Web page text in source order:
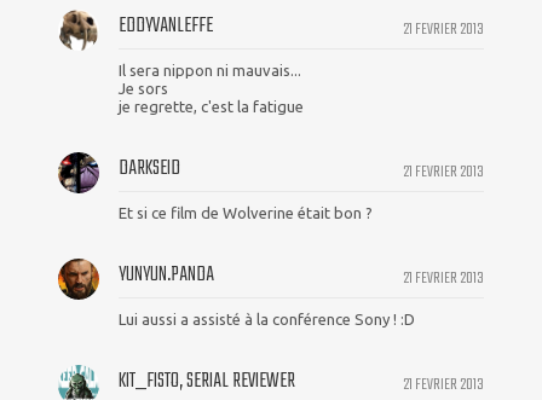
21 FEVRIER 2013
EDDYVANLEFFE
Il sera nippon ni mauvais...
Je sors
je regrette, c'est la fatigue
21 FEVRIER 2013
DARKSEID
Et si ce film de Wolverine était bon ?
21 FEVRIER 2013
YUNYUN.PANDA
Lui aussi a assisté à la conférence Sony ! :D
21 FEVRIER 2013
KIT_FISTO, SERIAL REVIEWER